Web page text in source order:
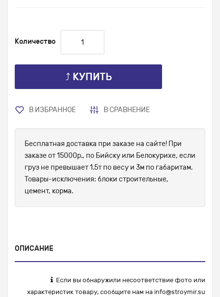
Количество
⤴ КУПИТЬ
В ИЗБРАННОЕ В СРАВНЕНИЕ
Бесплатная доставка при заказе на сайте! При
заказе от 15000р., по Бийску или Белокурихе, если
груз не превышает 1.5т по весу и 3м по габаритам.
Товары-исключения: блоки строительные,
цемент, корма.
ОПИСАНИЕ
Если вы обнаружили несоответствие фото или
характеристик товару, сообщите нам на info@stroymir.su